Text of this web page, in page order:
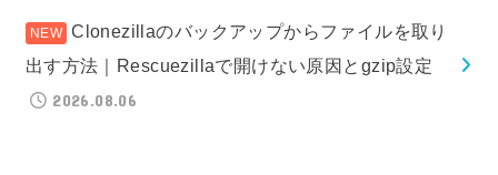
Clonezillaのバックアップからファイルを取り
出す方法｜Rescuezillaで開けない原因とgzip設定
2026.08.06